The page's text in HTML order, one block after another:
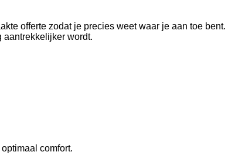
offerte zodat je precies weet waar je aan toe bent.
aantrekkelijker wordt.
comfort.